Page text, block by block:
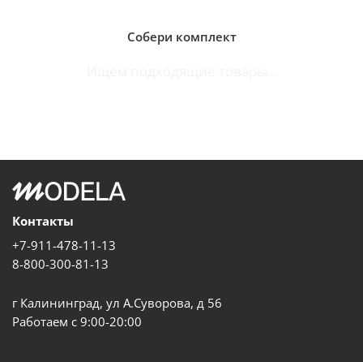
Собери комплект
Контакты
+7-911-478-11-13
8-800-300-81-13
г Калининград, ул А.Суворова, д 56
Работаем с 9:00-20:00